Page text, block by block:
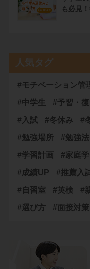
も必見
人気タグ
#モチベーション管
#中学生 #予習・
#入試 #冬休み #
#勉強場所 #勉強法
#学習計画 #家庭
#成績UP #推薦入
#自習室 #英検 #
#選び方 #面接対策